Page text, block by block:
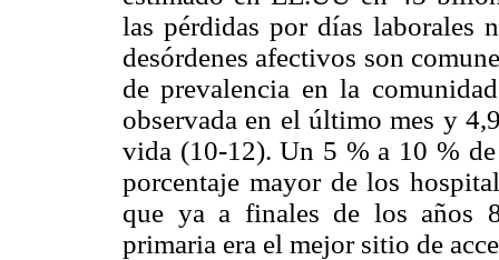
las pérdidas por días laborales
desórdenes afectivos son
de prevalencia en la
observada en el último mes y
vida (10-12). Un 5 % a 10 %
porcentaje mayor de los
que ya a finales de los años
primaria era el mejor sitio de